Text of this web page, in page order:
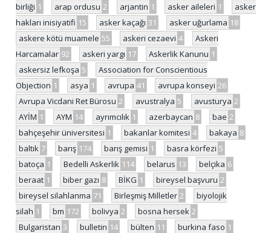
birliği 1 arap ordusu 2 arjantin 1 asker aileleri 1
asker
hakları inisiyatifi 15 asker kaçağı 31 asker uğurlama 18
askere kötü muamele 55 askeri cezaevi 4
Askeri
Harcamalar 92 askeri yargı 17 Askerlik Kanunu 1
askersiz lefkoşa 5
Association for Conscientious
Objection 1 asya 1 avrupa 41 avrupa konseyi 26
Avrupa Vicdani Ret Bürosu 2 avustralya 5 avusturya 2
AYİM 1 AYM 14 ayrımcılık 1 azerbaycan 8 bae 2
bahçeşehir üniversitesi 1 bakanlar komitesi 4 bakaya 8
baltık 7 barış 174 barış gemisi 1 basra körfezi 5
batoça 1 Bedelli Askerlik 114 belarus 13 belçika 6
beraat 1 biber gazı 8 BİKG 1 bireysel başvuru 2
bireysel silahlanma 71 Birleşmiş Milletler 2
biyolojik
silah 1 bm 172 bolivya 2 bosna hersek 2
Bulgaristan 3 bulletin 14 bülten 11 burkina faso 1